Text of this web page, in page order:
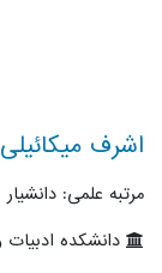
اشرف میکائیلی
مرتبه علمی: دانشیار
دانشکده ادبیات